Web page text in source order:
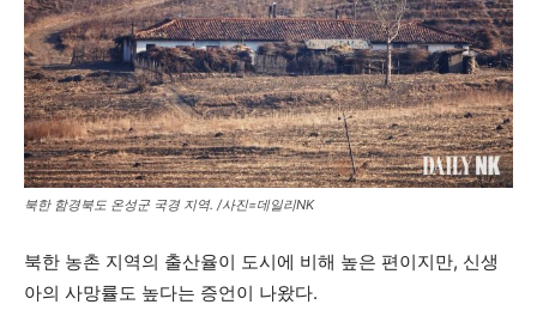
북한 함경북도 온성군 국경 지역. /사진=데일리NK
북한 농촌 지역의 출산율이 도시에 비해 높은 편이지만, 신생
아의 사망률도 높다는 증언이 나왔다.